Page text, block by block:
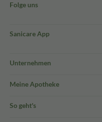
Folge uns
Sanicare App
Unternehmen
Meine Apotheke
So geht's